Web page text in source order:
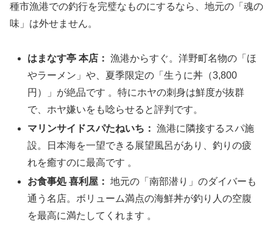
種市漁港での釣行を完璧なものにするなら、地元の「魂の
味」は外せません。
はまなす亭 本店： 漁港からすぐ。洋野町名物の「ほ
やラーメン」や、夏季限定の「生うに丼（3,800
円）」が絶品です 。特にホヤの刺身は鮮度が抜群
で、ホヤ嫌いをも唸らせると評判です。
マリンサイドスパたねいち： 漁港に隣接するスパ施
設。日本海を一望できる展望風呂があり、釣りの疲
れを癒すのに最高です 。
お食事処 喜利屋： 地元の「南部潜り」のダイバーも
通う名店。ボリューム満点の海鮮丼が釣り人の空腹
を最高に満たしてくれます 。